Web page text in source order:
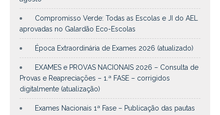
Compromisso Verde: Todas as Escolas e JI do AEL
aprovadas no Galardão Eco-Escolas
Época Extraordinária de Exames 2026 (atualizado)
EXAMES e PROVAS NACIONAIS 2026 – Consulta de
Provas e Reapreciações – 1.ª FASE – corrigidos
digitalmente (atualização)
Exames Nacionais 1ª Fase – Publicação das pautas